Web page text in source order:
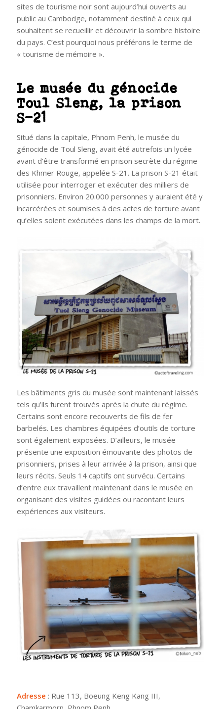
sites de tourisme noir sont aujourd’hui ouverts au
public au Cambodge, notamment destiné à ceux qui
souhaitent se recueillir et découvrir la sombre histoire
du pays. C’est pourquoi nous préférons le terme de
« tourisme de mémoire ».
Le musée du génocide
Toul Sleng, la prison
S-21
Situé dans la capitale, Phnom Penh, le musée du
génocide de Toul Sleng, avait été autrefois un lycée
avant d’être transformé en prison secrète du régime
des Khmer Rouge, appelée S-21. La prison S-21 était
utilisée pour interroger et exécuter des milliers de
prisonniers. Environ 20.000 personnes y auraient été y
incarcérées et soumises à des actes de torture avant
qu’elles soient exécutées dans les champs de la mort.
Les bâtiments gris du musée sont maintenant laissés
tels qu’ils furent trouvés après la chute du régime.
Certains sont encore recouverts de fils de fer
barbelés. Les chambres équipées d’outils de torture
sont également exposées. D’ailleurs, le musée
présente une exposition émouvante des photos de
prisonniers, prises à leur arrivée à la prison, ainsi que
leurs récits. Seuls 14 captifs ont survécu. Certains
d’entre eux travaillent maintenant dans le musée en
organisant des visites guidées ou racontant leurs
expériences aux visiteurs.
Adresse : Rue 113, Boeung Keng Kang III,